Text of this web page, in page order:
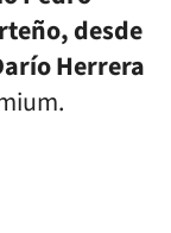
desde
Herrera